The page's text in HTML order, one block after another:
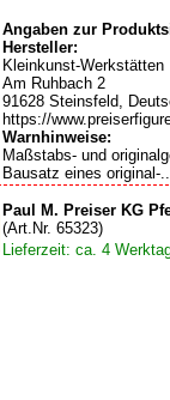
Angaben zur
Hersteller:
Kleinkunst-
Am Ruhbach 2
91628 Steinsfeld,
https://
Warnhinweise:
Maßstabs- und
Bausatz eines original-
Paul M. Preiser KG
(Art.Nr. 65323)
Lieferzeit: ca. 4